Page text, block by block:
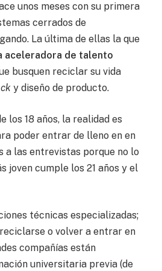
unos meses con su primera
cerrados de
La última de ellas la que
aceleradora de talento
busquen reciclar su vida
y diseño de producto.
los 18 años, la realidad es
poder entrar de lleno en en
a las entrevistas porque no lo
joven cumple los 21 años y el
técnicas especializadas;
o volver a entrar en
compañías están
universitaria previa (de